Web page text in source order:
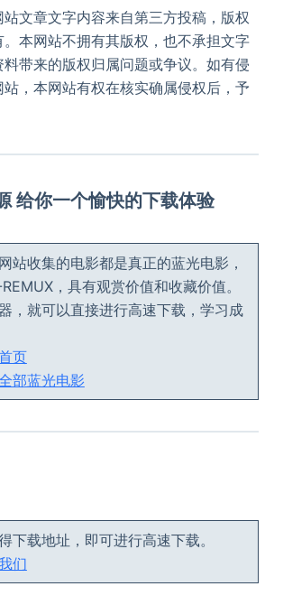
文章文字内容来自第三方投稿，版权
本网站不拥有其版权，也不承担文字
带来的版权归属问题或争议。如有侵
，本网站有权在核实确属侵权后，予
给你一个愉快的下载体验
站收集的电影都是真正的蓝光电影，
，具有观赏价值和收藏价值。
，就可以直接进行高速下载，学习成
页
部蓝光电影
下载地址，即可进行高速下载。
们